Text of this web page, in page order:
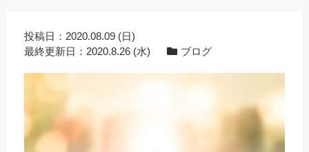
投稿日： 2020.08.09 (日)
最終更新日： 2020.8.26 (水) ブログ